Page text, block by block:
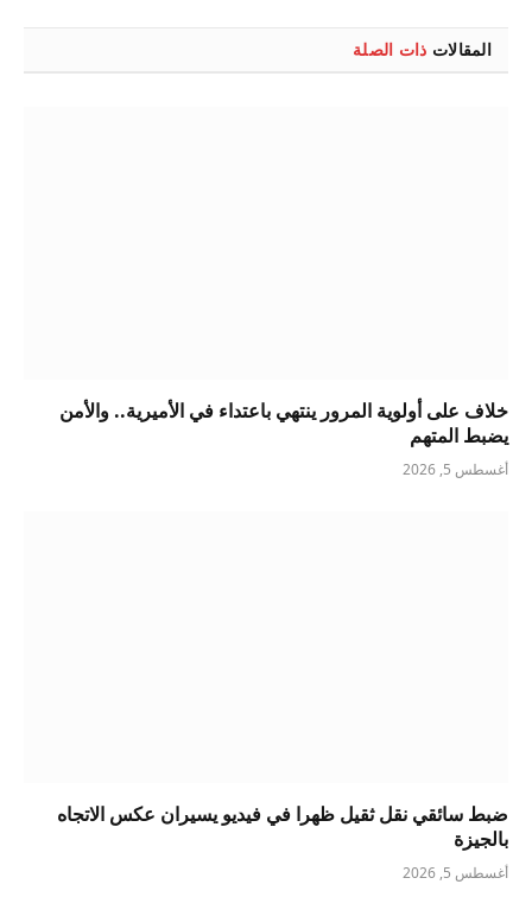
المقالات ذات الصلة
خلاف على أولوية المرور ينتهي باعتداء في الأميرية.. والأمن
يضبط المتهم
أغسطس 5, 2026
ضبط سائقي نقل ثقيل ظهرا في فيديو يسيران عكس الاتجاه
بالجيزة
أغسطس 5, 2026